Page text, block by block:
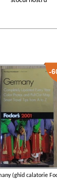
-
(ghid calatorie